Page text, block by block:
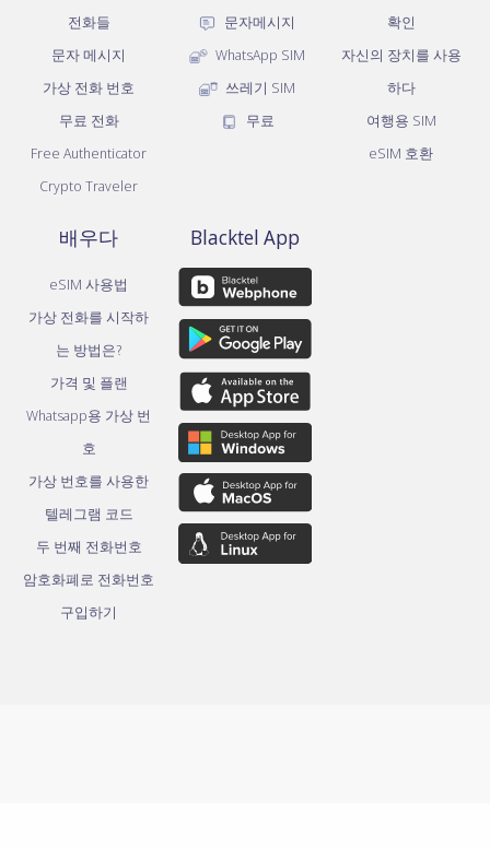
전화들
문자 메시지
가상 전화 번호
무료 전화
Free Authenticator
Crypto Traveler
문자메시지
WhatsApp SIM
쓰레기 SIM
무료
확인
자신의 장치를 사용
하다
여행용 SIM
eSIM 호환
배우다
eSIM 사용법
가상 전화를 시작하
는 방법은?
가격 및 플랜
Whatsapp용 가상 번
호
가상 번호를 사용한
텔레그램 코드
두 번째 전화번호
암호화폐로 전화번호
구입하기
Blacktel App